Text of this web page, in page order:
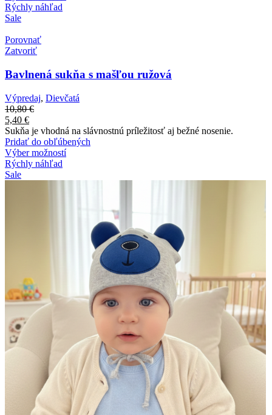
Rýchly náhľad
Sale
Porovnať
Zatvoriť
Bavlnená sukňa s mašľou ružová
Výpredaj, Dievčatá
10,80€
5,40 €
Sukňa je vhodná na slávnostnú príležitosť aj bežné nosenie.
Pridať do obľúbených
Výber možností
Rýchly náhľad
Sale